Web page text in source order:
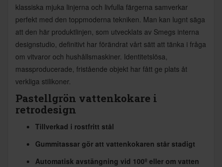
klassiska mjuka linjerna och livfulla färgerna samverkar
perfekt med den toppmoderna tekniken. Man kan lugnt säga
att den här produktlinjen, som utvecklats av Smegs interna
designstudio, definitivt har förändrat vårt sätt att tänka i fråga
om vitvaror och hushållsmaskiner. Identitetslösa,
massproducerade, fristående objekt har fått ge plats åt
verkliga stilikoner.
Pastellgrön vattenkokare i
retrodesign
Tillverkad i rostfritt stål
Gummitassar gör att vattenkokaren står stadigt
Automatisk avstängning vid 100º eller om vatten